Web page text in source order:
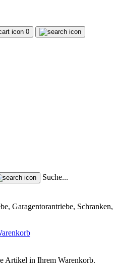
0
Suche...
Garagentorantriebe, Schranken,
Artikel in Ihrem Warenkorb.